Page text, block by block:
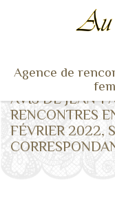
Agence de
AVIS DE JEAN-
RENCONTRES
FÉVRIER 2022,